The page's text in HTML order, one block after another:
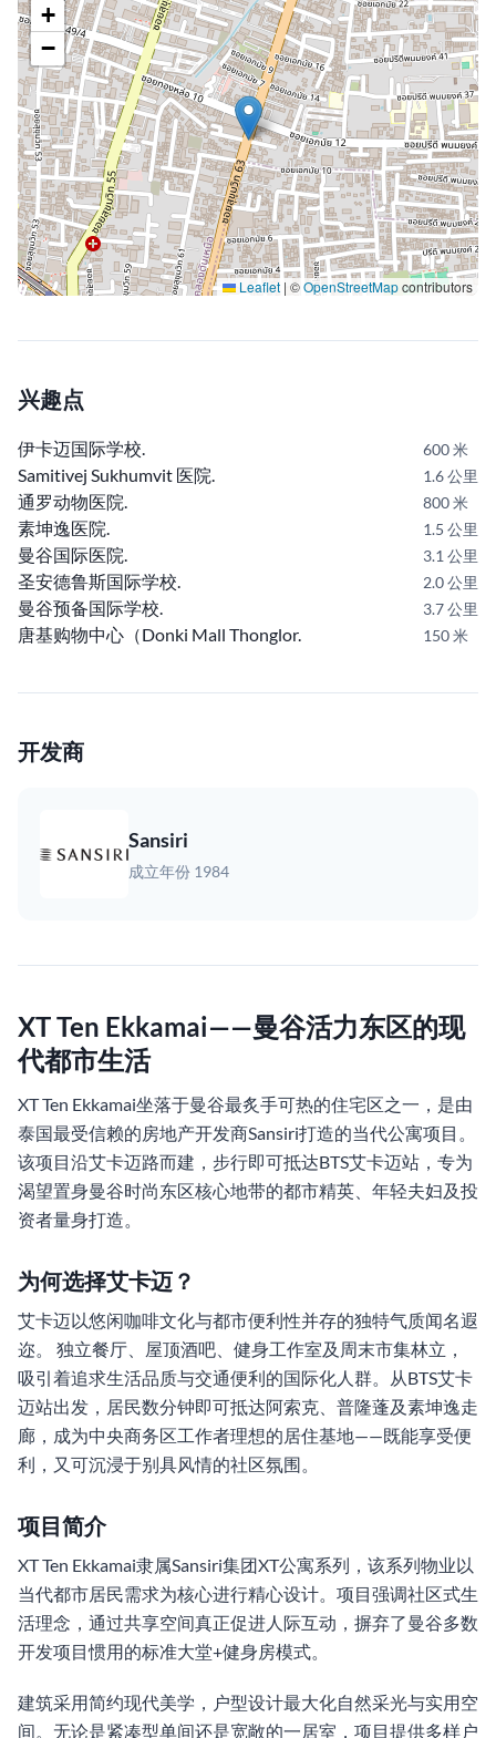
+
−
Leaflet | ©OpenStreetMapcontributors
兴趣点
伊卡迈国际学校 600 米
Samitivej Sukhumvit 医院 1.6 公里
通罗动物医院 800 米
素坤逸医院 1.5 公里
曼谷国际医院 3.1 公里
圣安德鲁斯国际学校 2.0 公里
曼谷预备国际学校 3.7 公里
唐基购物中心（Donki Mall Thonglor 150 米
开发商
Sansiri
成立年份 1984
XT Ten Ekkamai——曼谷活力东区的现
代都市生活
XT Ten Ekkamai坐落于曼谷最炙手可热的住宅区之一，是由
泰国最受信赖的房地产开发商Sansiri打造的当代公寓项目。
该项目沿艾卡迈路而建，步行即可抵达BTS艾卡迈站，专为
渴望置身曼谷时尚东区核心地带的都市精英、年轻夫妇及投
资者量身打造。
为何选择艾卡迈？
艾卡迈以悠闲咖啡文化与都市便利性并存的独特气质闻名遐
迩。 独立餐厅、屋顶酒吧、健身工作室及周末市集林立，
吸引着追求生活品质与交通便利的国际化人群。从BTS艾卡
迈站出发，居民数分钟即可抵达阿索克、普隆蓬及素坤逸走
廊，成为中央商务区工作者理想的居住基地——既能享受便
利，又可沉浸于别具风情的社区氛围。
项目简介
XT Ten Ekkamai隶属Sansiri集团XT公寓系列，该系列物业以
当代都市居民需求为核心进行精心设计。项目强调社区式生
活理念，通过共享空间真正促进人际互动，摒弃了曼谷多数
开发项目惯用的标准大堂+健身房模式。
建筑采用简约现代美学，户型设计最大化自然采光与实用空
间。无论是紧凑型单间还是宽敞的一居室，项目提供多样户